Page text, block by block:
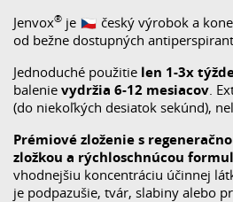
Jenvox®️ je český výrobok a
od bežne dostupných
Jednoduché použitie len 1-3x
balenie vydržia 6-12 mesiacov.
(do niekoľkých desiatok sekúnd),
Prémiové zloženie s
zložkou a rýchloschnúcou
vhodnejšiu koncentráciu účinnej
je podpazušie, tvár, slabiny alebo